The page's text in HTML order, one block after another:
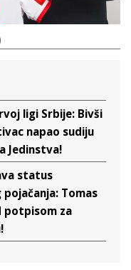
ligi Srbije: Bivši
napao sudiju
Jedinstva!
status
pojačanja: Tomas
potpisom za